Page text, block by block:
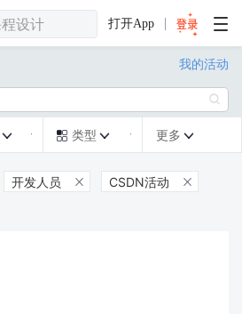
打开App
我的活动

  类型  更多 
开发人员  CSDN活动 